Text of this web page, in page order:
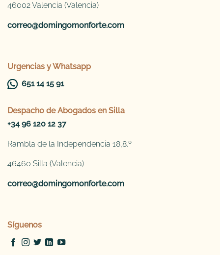
46002 Valencia (Valencia)
correo@domingomonforte.com
Urgencias y Whatsapp
651 14 15 91
Despacho de Abogados en Silla
+34 96 120 12 37
Rambla de la Independencia 18,8.º
46460 Silla (Valencia)
correo@domingomonforte.com
Síguenos